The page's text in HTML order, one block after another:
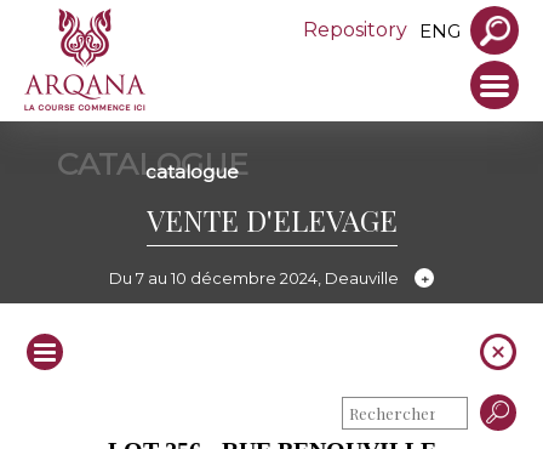
Repository ENG
CATALOGUE
catalogue
VENTE D'ELEVAGE
Du 7 au 10 décembre 2024, Deauville